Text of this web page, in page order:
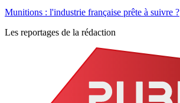
Munitions : l'industrie française prête à suivre ?
Les reportages de la rédaction